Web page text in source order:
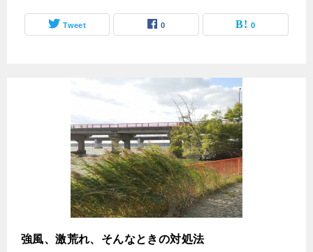
Tweet 0 0
強風、激荒れ、そんなときの対処法